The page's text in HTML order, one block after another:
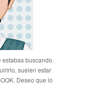
buscando.
suelen estar
Deseo que lo